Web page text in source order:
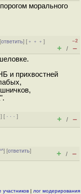
морального
ответить] [ ﹢﹢﹢]
–2
+ / –
и прихвостней
] [ · · ·]
+ / –
] [ответить]
+ / –
участников | лог модерирования